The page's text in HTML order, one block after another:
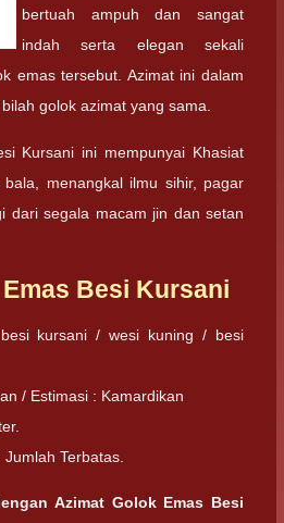
bertuah ampuh dan sangat
indah serta elegan sekali
emas tersebut. Azimat ini dalam
golok azimat yang sama.
Kursani ini mempunyai Khasiat
menangkal ilmu sihir, pagar
dari segala macam jin dan setan
Besi Kursani
kursani / wesi kuning / besi
/ Estimasi : Kamardikan
Terbatas.
Azimat Golok Emas Besi